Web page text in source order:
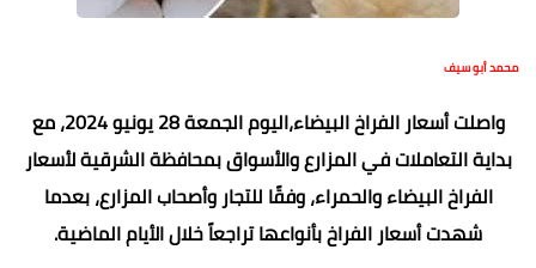
محمد أبو سيف
واصلت أسعار الفراخ البيضاء،اليوم الجمعة 28 يونيو 2024، مع
بداية التعاملات في المزارع والأسواق بمحافظة الشرقية لأسعار
الفراخ البيضاء والحمراء، وفقًا للتجار وأصحاب المزارع، بعدما
شهدت أسعار الفراخ بأنواعها تراجعاً خلال الأيام الماضية.